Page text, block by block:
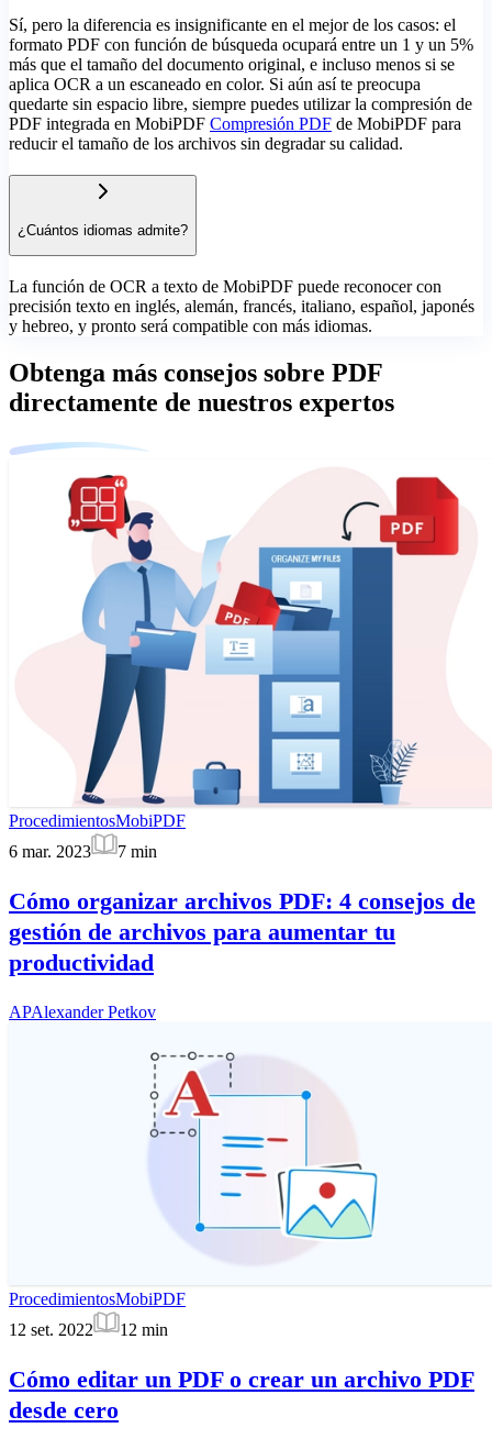
Sí, pero la diferencia es insignificante en el mejor de los casos: el
formato PDF con función de búsqueda ocupará entre un 1 y un 5%
más que el tamaño del documento original, e incluso menos si se
aplica OCR a un escaneado en color. Si aún así te preocupa
quedarte sin espacio libre, siempre puedes utilizar la compresión de
PDF integrada en MobiPDF Compresión PDF de MobiPDF para
reducir el tamaño de los archivos sin degradar su calidad.
¿Cuántos idiomas admite?
La función de OCR a texto de MobiPDF puede reconocer con
precisión texto en inglés, alemán, francés, italiano, español, japonés
y hebreo, y pronto será compatible con más idiomas.
Obtenga más consejos sobre PDF
directamente de nuestros expertos
ProcedimientosMobiPDF
6 mar. 2023
7 min
Cómo organizar archivos PDF: 4 consejos de
gestión de archivos para aumentar tu
productividad
APAlexander Petkov
ProcedimientosMobiPDF
12 set. 2022
12 min
Cómo editar un PDF o crear un archivo PDF
desde cero